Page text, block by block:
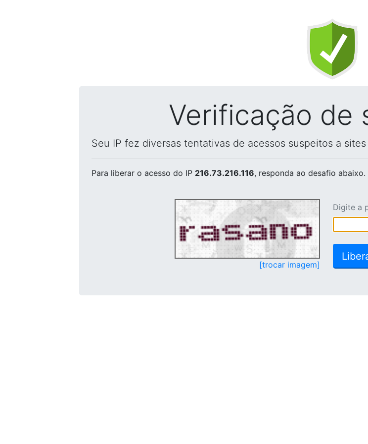
Verificação de
Seu IP fez diversas tentativas de acessos suspeitos a
Para liberar o acesso do IP 216.73.216.116, responda ao desafio abaixo.
[trocar imagem]
Digite a